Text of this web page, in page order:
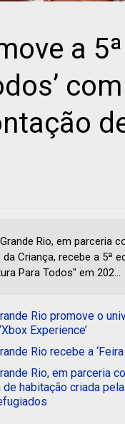
a 5ª
com
Rio, em parceria
Criança, recebe a 5ª
Para Todos" em 202...
Rio promove o
Experience’
Rio recebe a
Rio, em parceria
habitação criada